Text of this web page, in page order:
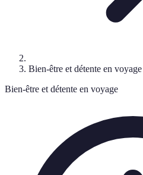
Bien-être et détente en voyage
Bien-être et détente en voyage